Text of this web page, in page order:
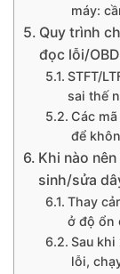
máy:
Quy trình
đọc lỗi/
STFT/
sai thế
Các
để
Khi nào
sinh/sửa
Thay
ở độ ổn
Sau
lỗi,